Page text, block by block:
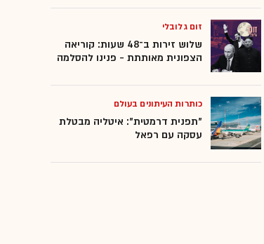
זום גלובלי
שלוש זירות ב־48 שעות: קוריאה
הצפונית מאותתת - פנינו להסלמה
כותרות העיתונים בעולם
"תפנית דרמטית": איטליה מבטלת
עסקה עם רפאל